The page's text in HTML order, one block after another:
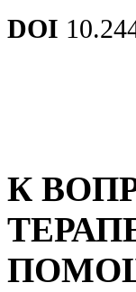
DOI
К